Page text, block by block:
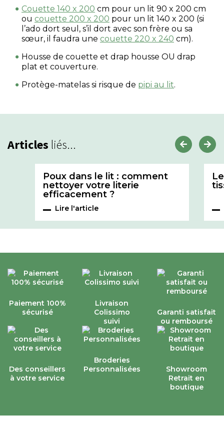
Couette 140 x 200 cm pour un lit 90 x 200 cm
ou couette 200 x 200 pour un lit 140 x 200 (si
l’ado dort seul, s’il dort avec son frère ou sa
sœur, il faudra une couette 220 x 240 cm).
Housse de couette et drap housse OU drap
plat et couverture.
Protège-matelas si risque de pipi au lit.
Articles liés...
Poux dans le lit : comment
nettoyer votre literie
efficacement ?
Lire l'article
Paiement 100%
sécurisé
Livraison
Colissimo
suivi
Garanti satisfait
ou remboursé
Des conseillers
à votre service
Broderies
Personnalisées
Showroom
Retrait en
boutique